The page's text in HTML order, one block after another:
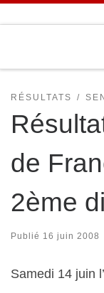
RÉSULTATS
de
2ème
Publié 16 juin 2008
Samedi 14 juin